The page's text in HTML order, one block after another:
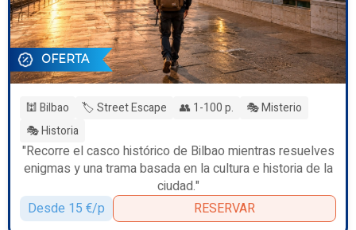
OFERTA
🕍 Bilbao 🏷️ Street Escape 👥 1-100 p.
🎭 Misterio
🎭 Historia
"Recorre el casco histórico de Bilbao mientras resuelves
enigmas y una trama basada en la cultura e historia de la
ciudad."
Desde 15 €/p
RESERVAR